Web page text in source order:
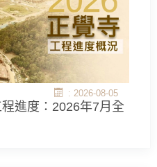
: 2026-08-05
進度：2026年7月全